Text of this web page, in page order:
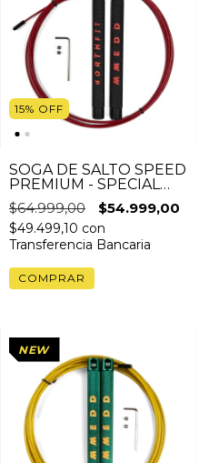
15% OFF
SOGA DE SALTO SPEED
PREMIUM - SPECIAL
EDITION NORTHFIT
$64.999,00 $54.999,00
$49.499,10 con
Transferencia Bancaria
NEW